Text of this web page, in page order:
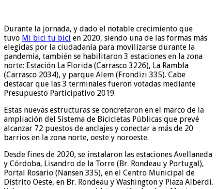
Durante la jornada, y dado el notable crecimiento que
tuvo Mi bici tu bici en 2020, siendo una de las formas más
elegidas por la ciudadanía para movilizarse durante la
pandemia, también se habilitaron 3 estaciones en la zona
norte: Estación La Florida (Carrasco 3226), La Rambla
(Carrasco 2034), y parque Alem (Frondizi 335). Cabe
destacar que las 3 terminales fueron votadas mediante
Presupuesto Participativo 2019.
Estas nuevas estructuras se concretaron en el marco de la
ampliación del Sistema de Bicicletas Públicas que prevé
alcanzar 72 puestos de anclajes y conectar a más de 20
barrios en la zona norte, oeste y noroeste.
Desde fines de 2020, se instalaron las estaciones Avellaneda
y Córdoba, Lisandro de la Torre (Br. Rondeau y Portugal),
Portal Rosario (Nansen 335), en el Centro Municipal de
Distrito Oeste, en Br. Rondeau y Washington y Plaza Alberdi.